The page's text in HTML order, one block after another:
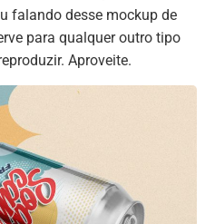
falando desse mockup de
para qualquer outro tipo
Aproveite.